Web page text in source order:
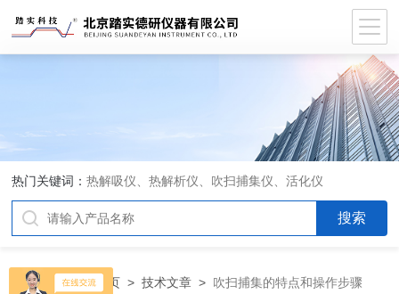
热门关键词：热解吸仪、热解析仪、吹扫捕集仪、活化仪
当前位置：首页 >技术文章 > 吹扫捕集的特点和操作步骤